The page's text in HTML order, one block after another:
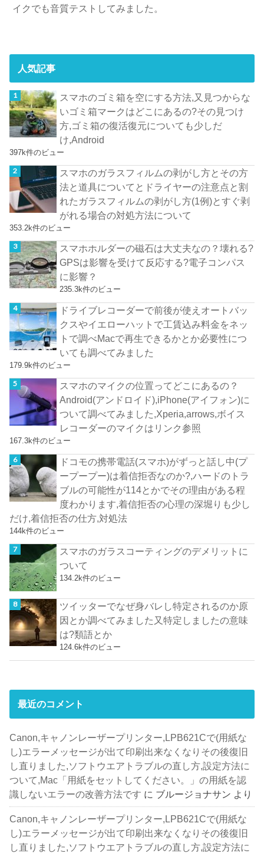
イクでも音質テストしてみました。
人気記事
スマホのゴミ箱を空にする方法,又見つからな
いゴミ箱マークはどこにあるの?その見つけ
方,ゴミ箱の復活復元についても少しだ
け,Android
397k件のビュー
スマホのガラスフィルムの剥がし方とその方
法と道具についてとドライヤーの注意点と割
れたガラスフィルムの剥がし方(1例)とすぐ剥
がれる場合の対処方法について
353.2k件のビュー
スマホホルダーの磁石は大丈夫なの？壊れる?
GPSは影響を受けて反応する?電子コンパス
に影響？
235.3k件のビュー
ドライブレコーダーで前後が使えオートバッ
クスやイエローハットで工賃込み料金をネッ
トで調べMacで再生できるかとか必要性につ
いても調べてみました
179.9k件のビュー
スマホのマイクの位置ってどこにあるの？
Android(アンドロイド),iPhone(アイフォン)に
ついて調べてみました,Xperia,arrows,ボイス
レコーダーのマイクはリンク参照
167.3k件のビュー
ドコモの携帯電話(スマホ)がずっと話し中(プ
ープープー)は着信拒否なのか?,ハードのトラ
ブルの可能性が114とかでその理由がある程
度わかります,着信拒否の心理の深堀りも少し
だけ,着信拒否の仕方,対処法
144k件のビュー
スマホのガラスコーティングのデメリットに
ついて
134.2k件のビュー
ツイッターでなぜ身バレし特定されるのか原
因とか調べてみました又特定しましたの意味
は?類語とか
124.6k件のビュー
最近のコメント
Canon,キャノンレーザープリンター,LPB621Cで(用紙な
し)エラーメッセージが出て印刷出来なくなりその後復旧
し直りました,ソフトウエアトラブルの直し方,設定方法に
ついて,Mac「用紙をセットしてください。」の用紙を認
識しないエラーの改善方法です に ブルージョナサン より
Canon,キャノンレーザープリンター,LPB621Cで(用紙な
し)エラーメッセージが出て印刷出来なくなりその後復旧
し直りました,ソフトウエアトラブルの直し方,設定方法に